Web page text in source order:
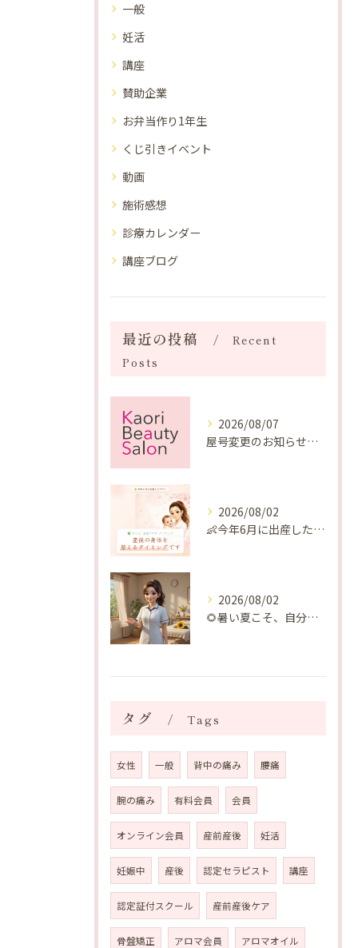
一般
妊活
講座
賛助企業
お弁当作り1年生
くじ引きイベント
動画
施術感想
診療カレンダー
講座ブログ
最近の投稿
Recent
Posts
2026/08/07
屋号変更のお知らせと「SAKUYA Harmonies」に込めた想い
2026/08/02
👶今年6月に出産したママへ♡
2026/08/02
🌻暑い夏こそ、自分の身体を整える時間を♡
タグ Tags
女性 一般 背中の痛み 腰痛
腕の痛み 有料会員 会員
オンライン会員 産前産後 妊活
妊娠中 産後 認定セラピスト 講座
認定証付スクール 産前産後ケア
骨盤矯正 アロマ会員 アロマオイル